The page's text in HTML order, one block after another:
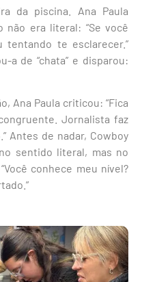
da piscina. Ana Paula
não era literal: “Se você
te esclarecer.”
a de “chata” e disparou:
Ana Paula criticou: “Fica
Jornalista faz
Antes de nadar, Cowboy
sentido literal, mas no
conhece meu nível?